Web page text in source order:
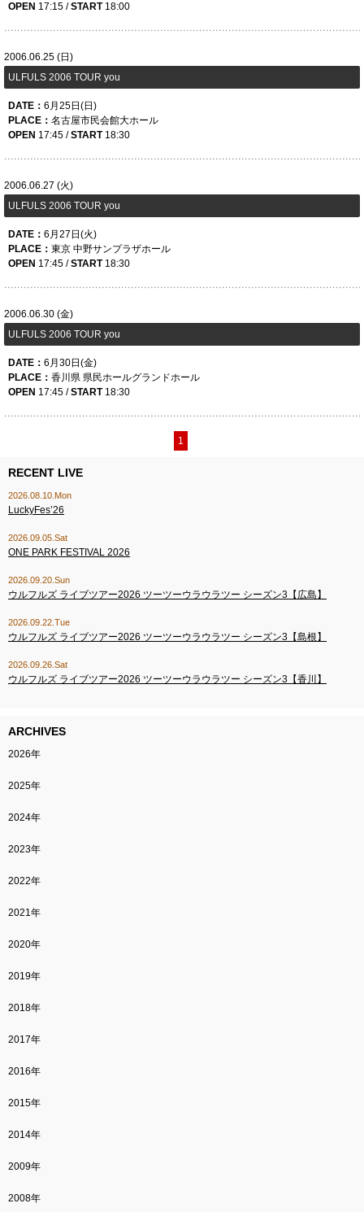
OPEN 17:15 /START18:00
2006.06.25 (日)
ULFULS 2006 TOUR you
DATE： 6月25日(日)
PLACE： 名古屋市民会館大ホール
OPEN 17:45 /START18:30
2006.06.27 (火)
ULFULS 2006 TOUR you
DATE： 6月27日(火)
PLACE： 東京 中野サンプラザホール
OPEN 17:45 /START18:30
2006.06.30 (金)
ULFULS 2006 TOUR you
DATE： 6月30日(金)
PLACE： 香川県 県民ホールグランドホール
OPEN 17:45 /START18:30
1
RECENT LIVE
2026.08.10.Mon
LuckyFes’26
2026.09.05.Sat
ONE PARK FESTIVAL 2026
2026.09.20.Sun
ウルフルズ ライブツアー2026 ツーツーウラウラツー シーズン3【広島】
2026.09.22.Tue
ウルフルズ ライブツアー2026 ツーツーウラウラツー シーズン3【島根】
2026.09.26.Sat
ウルフルズ ライブツアー2026 ツーツーウラウラツー シーズン3【香川】
ARCHIVES
2026年
2025年
2024年
2023年
2022年
2021年
2020年
2019年
2018年
2017年
2016年
2015年
2014年
2009年
2008年